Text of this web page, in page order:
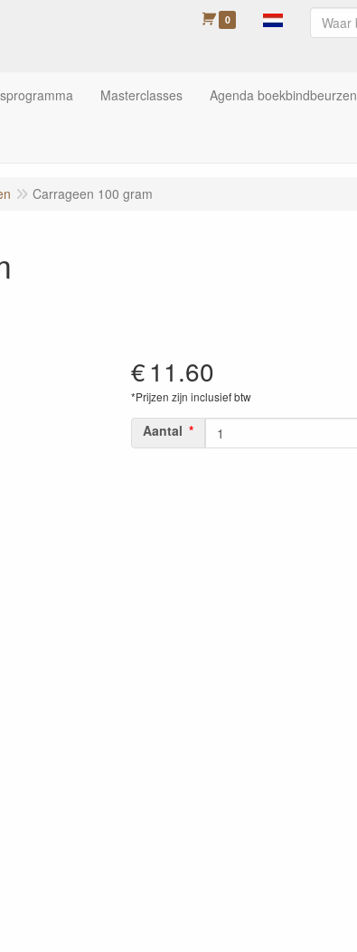
0
Masterclasses Agenda boekbindbeurzen
Carrageen 100 gram
€11.60
*Prijzen zijn inclusief btw
Aantal